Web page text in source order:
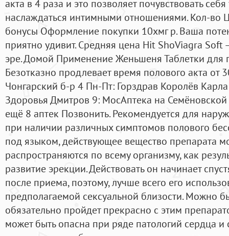
акта в 4 раза и это позволяет почувствовать
наслаждаться интимными отношениями. Кол-во
бонусы Оформление покупки 10xмг р. Ваша
приятно удивит. Средняя цена Hit ShoViagra Soft
эре. Домой Применение Женьшеня Таблетки для
Безотказно продлевает время полового акта от
Чонгарский б-р 4 Пн-Пт: Горздрав Королёв
Здоровья Дмитров 9: МосАптека на
ещё 8 аптек Позвонить. Рекомендуется для
при наличии различных симптомов полового
под языком, действующее вещество препарата
распространяются по всему организму, как
развитие эрекции. Действовать он начинает
после приема, поэтому, лучше всего его
предполагаемой сексуальной близости. Можно
обязательно пройдет прекрасно с этим
может быть опасна при ряде патологий сердца и